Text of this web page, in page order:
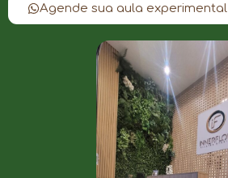
Agende sua aula experimental